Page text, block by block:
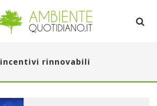
incentivi rinnovabili